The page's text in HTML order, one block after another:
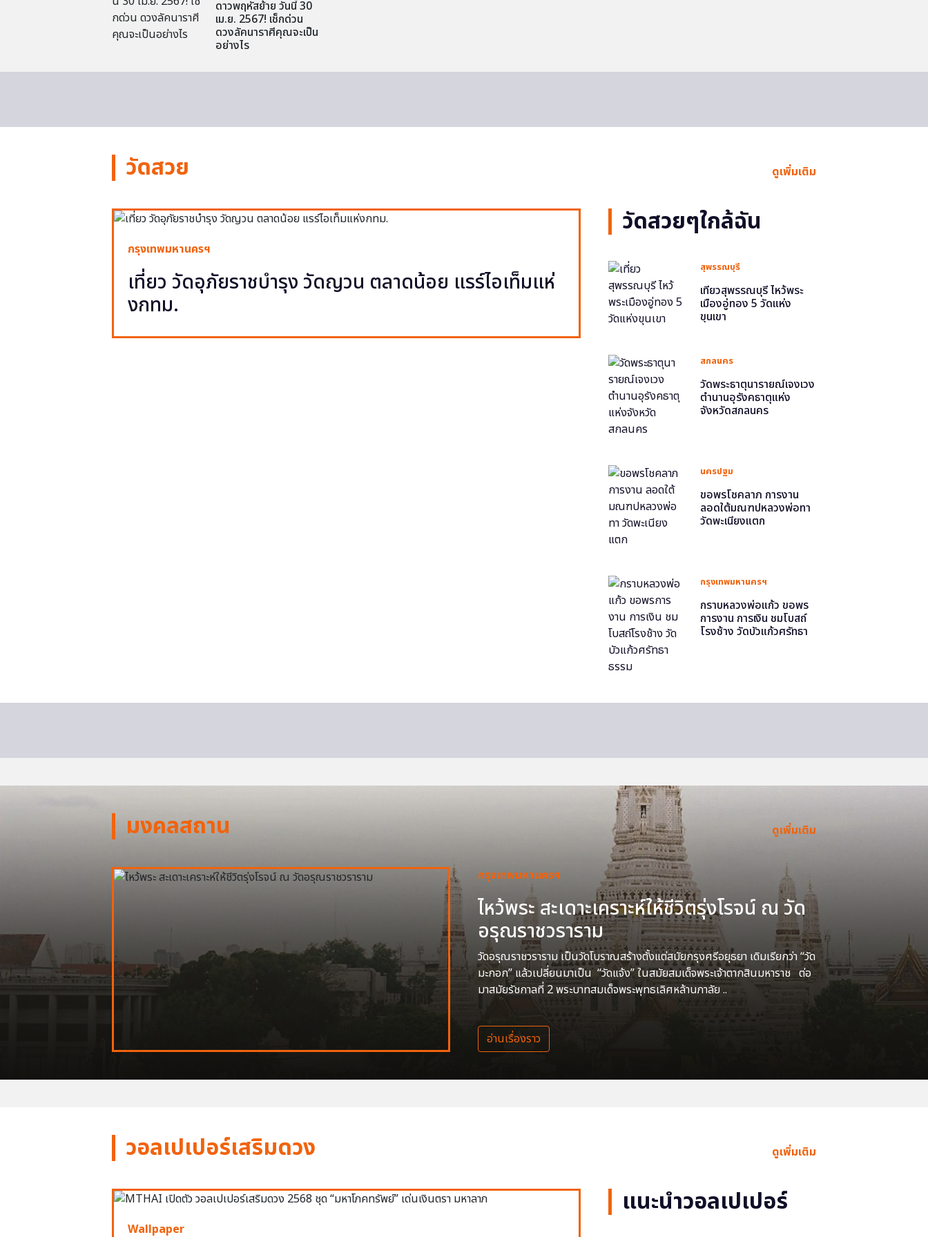
ดาวพฤหัสย้าย วันนี้ 30
เม.ย. 2567! เช็กด่วน
ดวงลัคนาราศีคุณจะเป็น
อย่างไร
วัดสวย ดูเพิ่มเติม
กรุงเทพมหานครฯ
เที่ยว วัดอุภัยราชบำรุง วัดญวน ตลาดน้อย แรร์ไอเท็มแห่
งกทม.
วัดสวยๆใกล้ฉัน
สุพรรณบุรี
เที่ยวสุพรรณบุรี ไหว้พระ
เมืองอู่ทอง 5 วัดแห่ง
ขุนเขา
สกลนคร
วัดพระธาตุนารายณ์เจงเวง
ตำนานอุรังคธาตุแห่ง
จังหวัดสกลนคร
นครปฐม
ขอพรโชคลาภ การงาน
ลอดใต้มณฑปหลวงพ่อทา
วัดพะเนียงแตก
กรุงเทพมหานครฯ
กราบหลวงพ่อแก้ว ขอพร
การงาน การเงิน ชมโบสถ์
โรงช้าง วัดบัวแก้วศรัทธา
มงคลสถาน ดูเพิ่มเติม
กรุงเทพมหานครฯ
ไหว้พระ สะเดาะเคราะห์ให้ชีวิตรุ่งโรจน์ ณ วัด
อรุณราชวราราม
วัดอรุณราชวราราม เป็นวัดโบราณสร้างตั้งแต่สมัยกรุงศรีอยุธยา เดิมเรียกว่า “วัด
มะกอก” แล้วเปลี่ยนมาเป็น “วัดแจ้ง” ในสมัยสมเด็จพระเจ้าตากสินมหาราช ต่อ
มาสมัยรัชกาลที่ 2 พระบาทสมเด็จพระพุทธเลิศหล้านภาลัย ..
อ่านเรื่องราว
วอลเปเปอร์เสริมดวง ดูเพิ่มเติม
Wallpaper
แนะนำวอลเปเปอร์